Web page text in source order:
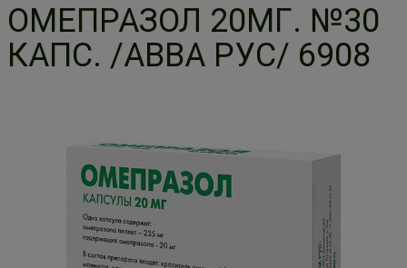
ОМЕПРАЗОЛ 20МГ. №30
КАПС. /АВВА РУС/ 6908